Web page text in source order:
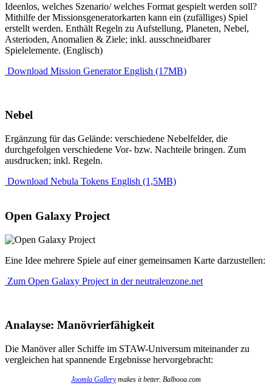
Ideenlos, welches Szenario/ welches Format gespielt werden soll?
Mithilfe der Missionsgeneratorkarten kann ein (zufälliges) Spiel
erstellt werden. Enthält Regeln zu Aufstellung, Planeten, Nebel,
Asterioden, Anomalien & Ziele; inkl. ausschneidbarer
Spielelemente. (Englisch)
Download Mission Generator English (17MB)
Nebel
Ergänzung für das Gelände: verschiedene Nebelfelder, die
durchgefolgen verschiedene Vor- bzw. Nachteile bringen. Zum
ausdrucken; inkl. Regeln.
Download Nebula Tokens English (1,5MB)
Open Galaxy Project
Eine Idee mehrere Spiele auf einer gemeinsamen Karte darzustellen:
Zum Open Galaxy Project in der neutralenzone.net
Analayse: Manövrierfähigkeit
Die Manöver aller Schiffe im STAW-Universum miteinander zu
vergleichen hat spannende Ergebnisse hervorgebracht:
Joomla Gallerymakes it better. Balbooa.com